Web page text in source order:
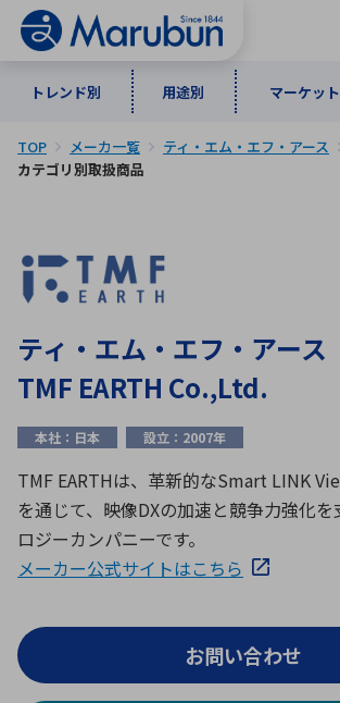
トレンド別 用途別 マーケッ
トレンド別
5G・Local 5G
ワイヤレス給電
ロボティクス（AI）
用途別
監視・セキュリティ
計測・検出
品質管理・検査
マーケット別
自動車
情報通信
民生
商品別
半導体・電子部品
計測・測定・表示機器
ICTソリューション 組立
メーカ一覧
あ行
は行 ま行
ら行
わ行
アルファベット順
A B C
E
F
M
N O
R S
TOP メーカ一覧
ティ・エム・エフ・アース
カテゴリ別取扱商品
ティ・エム・エフ・アース
TMF EARTH Co.,Ltd.
本社：日本 設立：2007年
TMF EARTHは、革新的なSmart LINK
を通じて、映像DXの加速と競争力強化を
ロジーカンパニーです。
メーカー公式サイトはこちら
お問い合わせ